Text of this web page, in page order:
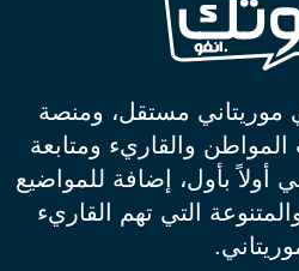
موريتاني مستقل، ومنصة
والقاريء ومتابعة
أولاً بأول، إضافة للمواضيع
التي تهم القاريء